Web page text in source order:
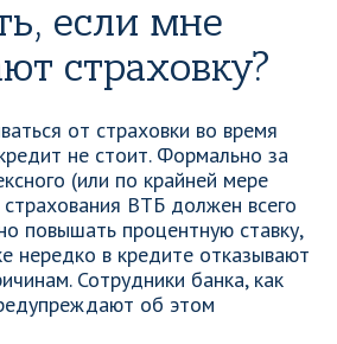
если мне
страховку?
от страховки во время
не стоит. Формально за
(или по крайней мере
ВТБ должен всего
повышать процентную ставку,
нередко в кредите отказывают
Сотрудники банка, как
об этом